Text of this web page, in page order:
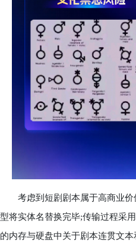
考虑到短剧剧本属于高商业价
型将实体名替换完毕;传输过程
的内存与硬盘中关于剧本连贯文